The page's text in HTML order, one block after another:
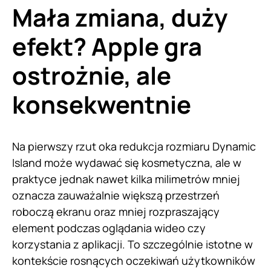
Mała zmiana, duży
efekt? Apple gra
ostrożnie, ale
konsekwentnie
Na pierwszy rzut oka redukcja rozmiaru Dynamic
Island może wydawać się kosmetyczna, ale w
praktyce jednak nawet kilka milimetrów mniej
oznacza zauważalnie większą przestrzeń
roboczą ekranu oraz mniej rozpraszający
element podczas oglądania wideo czy
korzystania z aplikacji. To szczególnie istotne w
kontekście rosnących oczekiwań użytkowników